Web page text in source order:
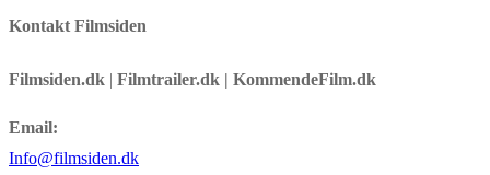
Kontakt Filmsiden
Filmsiden.dk | Filmtrailer.dk | KommendeFilm.dk
Email:
Info@filmsiden.dk